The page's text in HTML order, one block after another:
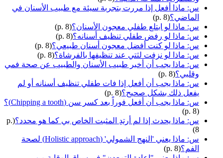
س: ماذا أفعل إذا مررت بتجربة سيئة مع طبيب الأسنان في
الماضي؟(p. 8)
س: ماذا لو ابتلع طفلي معجون الأسنان؟(p. 8)
س: ماذا لو رفض طفلي تنظيف أسنانه؟(p. 8)
س: ماذا لو كنت أفضل معجون أسنان طبيعي؟(p. 8)
س: ماذا لو نزفت لثتي عند تنظيفها بالفرشاة؟(p. 8)
س: ماذا يجب أن أخبر طبيب الأسنان والطبيب عن صحة فمي
وقلبي؟(p. 8)
س: ماذا يجب أن أفعل إذا فات طفلي تنظيف أسنانه أو لم
يفعل ذلك بشكل صحيح؟(p. 8)
س: ماذا يجب أن أفعل فوراً بعد كسر سن (Chipping a tooth)؟
(p. 8)
س: ماذا يحدث إذا لم أرتدِ المثبت الخاص بي كما هو محدد؟ (p.
8)
س: ماذا يعني 'النهج الشمولي' (Holistic approach) لصحة
الفم؟(p. 8)